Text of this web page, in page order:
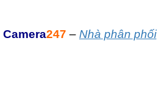
Camera247 – Nhà phân phối